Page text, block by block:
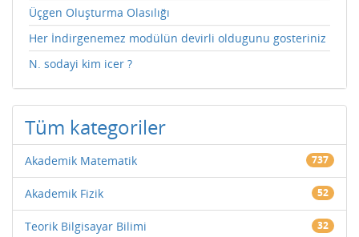
Üçgen Oluşturma Olasılığı
Her İndirgenemez modülün devirli oldugunu gosteriniz
N. sodayi kim icer ?
Tüm kategoriler
Akademik Matematik 737
Akademik Fizik 52
Teorik Bilgisayar Bilimi 32